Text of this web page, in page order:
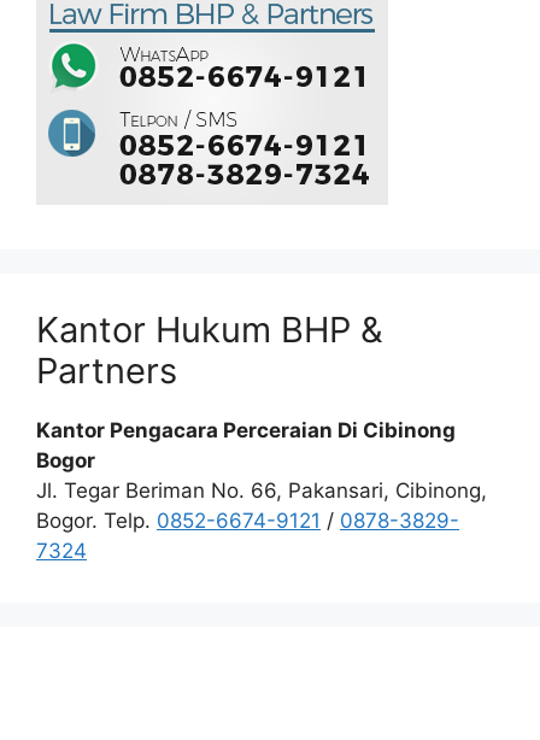
Kantor Hukum BHP &
Partners
Kantor Pengacara Perceraian Di Cibinong
Bogor
Jl. Tegar Beriman No. 66, Pakansari, Cibinong,
Bogor. Telp. 0852-6674-9121 / 0878-3829-
7324